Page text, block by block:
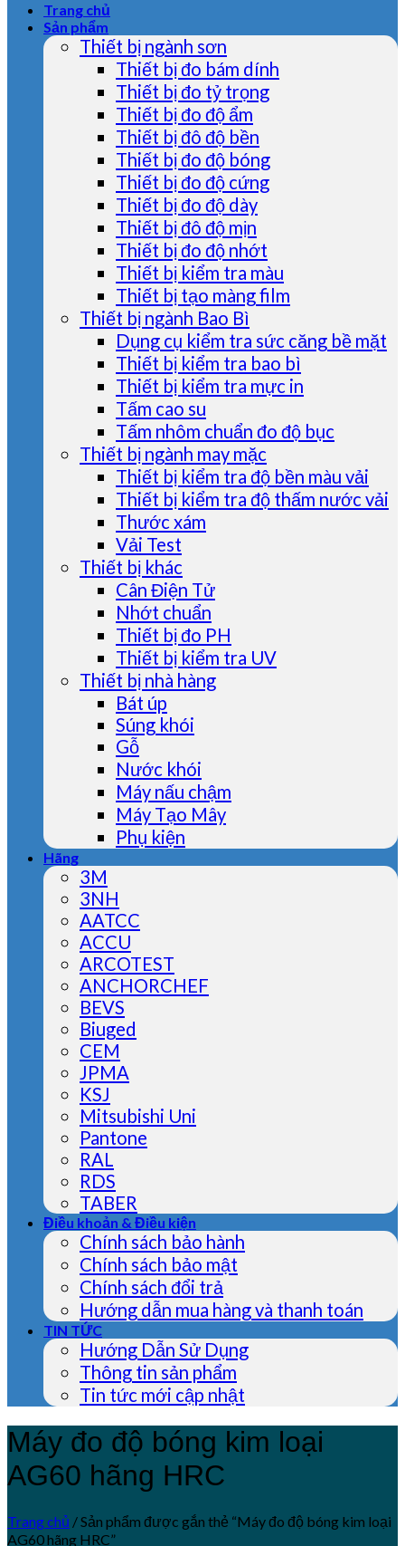
Trang chủ
Sản phẩm
Thiết bị ngành sơn
Thiết bị đo bám dính
Thiết bị đo tỷ trọng
Thiết bị đo độ ẩm
Thiết bị đô độ bền
Thiết bị đo độ bóng
Thiết bị đo độ cứng
Thiết bị đo độ dày
Thiết bị đô độ mịn
Thiết bị đo độ nhớt
Thiết bị kiểm tra màu
Thiết bị tạo màng film
Thiết bị ngành Bao Bì
Dụng cụ kiểm tra sức căng bề mặt
Thiết bị kiểm tra bao bì
Thiết bị kiểm tra mực in
Tấm cao su
Tấm nhôm chuẩn đo độ bục
Thiết bị ngành may mặc
Thiết bị kiểm tra độ bền màu vải
Thiết bị kiểm tra độ thấm nước vải
Thước xám
Vải Test
Thiết bị khác
Cân Điện Tử
Nhớt chuẩn
Thiết bị đo PH
Thiết bị kiểm tra UV
Thiết bị nhà hàng
Bát úp
Súng khói
Gỗ
Nước khói
Máy nấu chậm
Máy Tạo Mây
Phụ kiện
Hãng
3M
3NH
AATCC
ACCU
ARCOTEST
ANCHORCHEF
BEVS
Biuged
CEM
JPMA
KSJ
Mitsubishi Uni
Pantone
RAL
RDS
TABER
Điều khoản & Điều kiện
Chính sách bảo hành
Chính sách bảo mật
Chính sách đổi trả
Hướng dẫn mua hàng và thanh toán
TIN TỨC
Hướng Dẫn Sử Dụng
Thông tin sản phẩm
Tin tức mới cập nhật
Máy đo độ bóng kim loại
AG60 hãng HRC
Trang chủ /Sản phẩm được gắn thẻ “Máy đo độ bóng kim loại
AG60 hãng HRC”